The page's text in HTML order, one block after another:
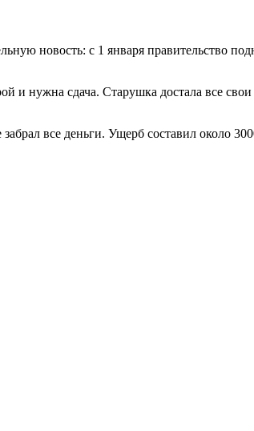
новость: с 1 января правительство
и нужна сдача. Старушка достала все
все деньги. Ущерб составил около